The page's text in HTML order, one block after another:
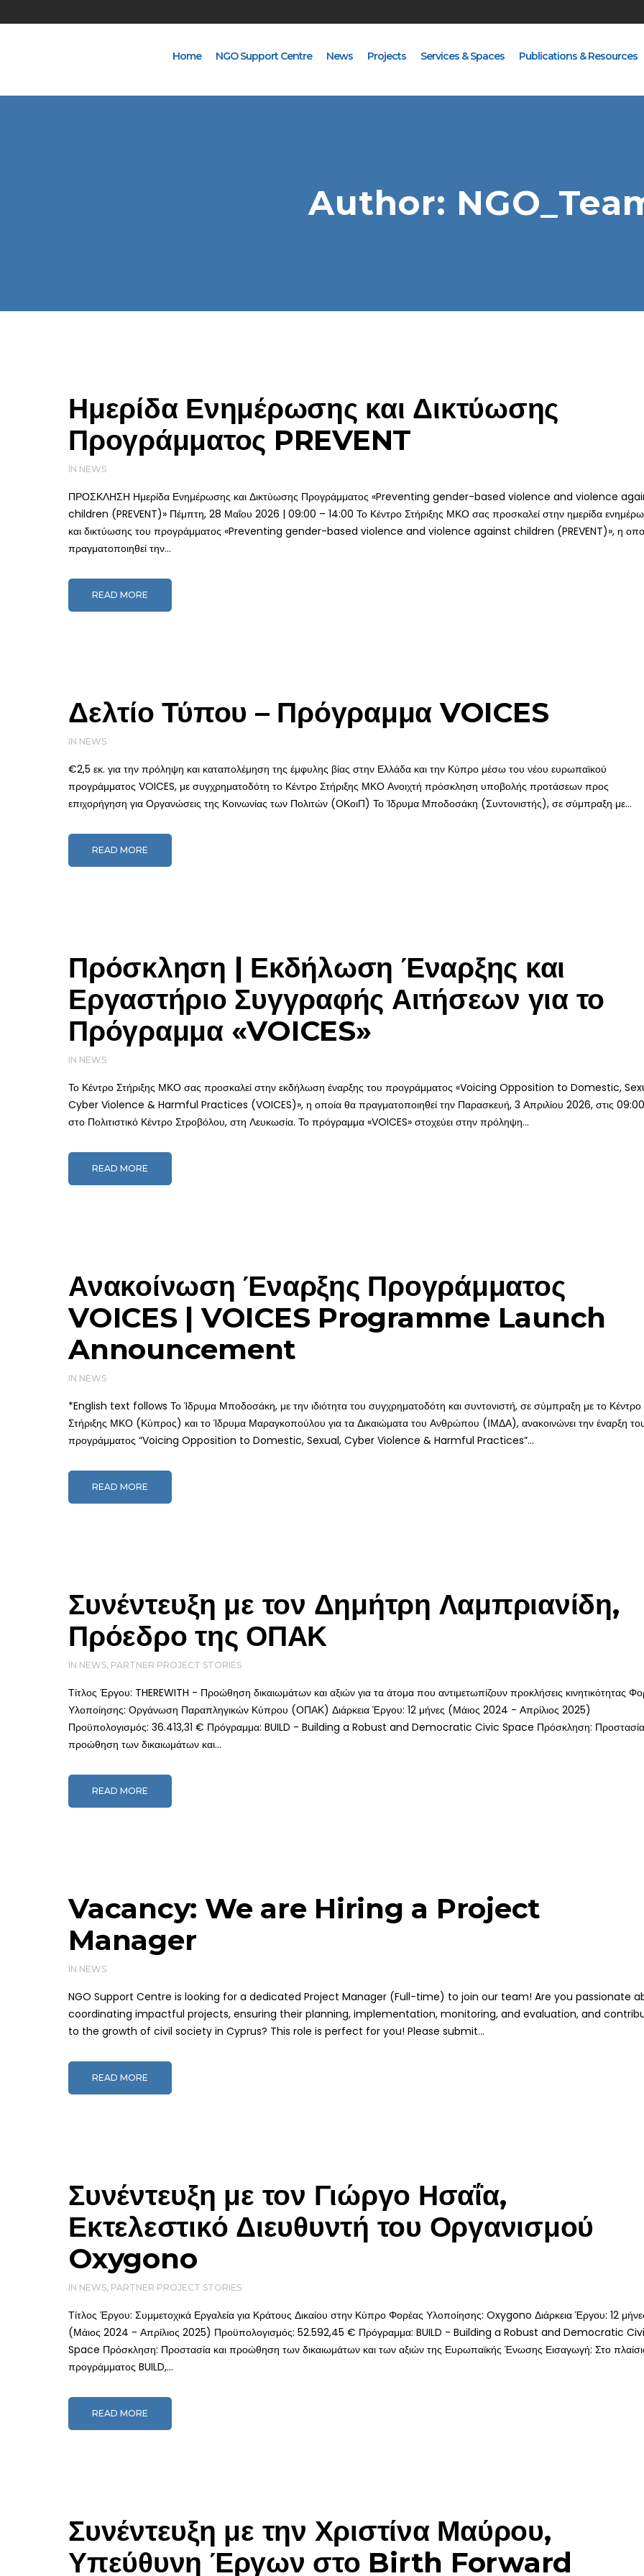
Home NGO Support Centre News Projects Services & Spaces Publications & Resources
Author:
Ημερίδα Ενημέρωσης και Δικτύωσης
Προγράμματος PREVENT
IN NEWS
ΠΡΟΣΚΛΗΣΗ Ημερίδα Ενημέρωσης και Δικτύωσης Προγράμματος «Preventing gender-based violence and violence
children (PREVENT)» Πέμπτη, 28 Μαΐου 2026 | 09:00 – 14:00 Το Κέντρο Στήριξης ΜΚΟ σας προσκαλεί στην ημερίδα
και δικτύωσης του προγράμματος «Preventing gender-based violence and violence against children (PREVENT)», η
πραγματοποιηθεί την...
READ MORE
Δελτίο Τύπου – Πρόγραμμα VOICES
IN NEWS
€2,5 εκ. για την πρόληψη και καταπολέμηση της έμφυλης βίας στην Ελλάδα και την Κύπρο μέσω του νέου ευρωπαϊκού
προγράμματος VOICES, με συγχρηματοδότη το Κέντρο Στήριξης ΜΚΟ Ανοιχτή πρόσκληση υποβολής προτάσεων προς
επιχορήγηση για Οργανώσεις της Κοινωνίας των Πολιτών (ΟΚοιΠ) Το Ίδρυμα Μποδοσάκη (Συντονιστής), σε σύμπραξη με...
READ MORE
Πρόσκληση | Εκδήλωση Έναρξης και
Εργαστήριο Συγγραφής Αιτήσεων για το
Πρόγραμμα «VOICES»
IN NEWS
Το Κέντρο Στήριξης ΜΚΟ σας προσκαλεί στην εκδήλωση έναρξης του προγράμματος «Voicing Opposition to Domestic,
Cyber Violence & Harmful Practices (VOICES)», η οποία θα πραγματοποιηθεί την Παρασκευή, 3 Απριλίου 2026, στις
στο Πολιτιστικό Κέντρο Στροβόλου, στη Λευκωσία. Το πρόγραμμα «VOICES» στοχεύει στην πρόληψη...
READ MORE
Ανακοίνωση Έναρξης Προγράμματος
VOICES | VOICES Programme Launch
Announcement
IN NEWS
*English text follows Το Ίδρυμα Μποδοσάκη, με την ιδιότητα του συγχρηματοδότη και συντονιστή, σε σύμπραξη με το Κέντρο
Στήριξης ΜΚΟ (Κύπρος) και το Ίδρυμα Μαραγκοπούλου για τα Δικαιώματα του Ανθρώπου (ΙΜΔΑ), ανακοινώνει την έναρξη
προγράμματος “Voicing Opposition to Domestic, Sexual, Cyber Violence & Harmful Practices”...
READ MORE
Συνέντευξη με τον Δημήτρη Λαμπριανίδη,
Πρόεδρο της ΟΠΑΚ
IN NEWS, PARTNER PROJECT STORIES
Τίτλος Έργου: THEREWITH - Προώθηση δικαιωμάτων και αξιών για τα άτομα που αντιμετωπίζουν προκλήσεις κινητικότητας
Υλοποίησης: Οργάνωση Παραπληγικών Κύπρου (ΟΠΑΚ) Διάρκεια Έργου: 12 μήνες (Μάιος 2024 - Απρίλιος 2025)
Προϋπολογισμός: 36.413,31 € Πρόγραμμα: BUILD - Building a Robust and Democratic Civic Space Πρόσκληση: Προστασία
προώθηση των δικαιωμάτων και...
READ MORE
Vacancy: We are Hiring a Project
Manager
IN NEWS
NGO Support Centre is looking for a dedicated Project Manager (Full-time) to join our team! Are you passionate
coordinating impactful projects, ensuring their planning, implementation, monitoring, and evaluation, and
to the growth of civil society in Cyprus? This role is perfect for you! Please submit...
READ MORE
Συνέντευξη με τον Γιώργο Ησαΐα,
Εκτελεστικό Διευθυντή του Οργανισμού
Oxygono
IN NEWS, PARTNER PROJECT STORIES
Τίτλος Έργου: Συμμετοχικά Εργαλεία για Κράτους Δικαίου στην Κύπρο Φορέας Υλοποίησης: Oxygono Διάρκεια Έργου: 12
(Μάιος 2024 - Απρίλιος 2025) Προϋπολογισμός: 52.592,45 € Πρόγραμμα: BUILD - Building a Robust and Democratic
Space Πρόσκληση: Προστασία και προώθηση των δικαιωμάτων και των αξιών της Ευρωπαϊκής Ένωσης Εισαγωγή: Στο
προγράμματος BUILD,...
READ MORE
Συνέντευξη με την Χριστίνα Μαύρου,
Υπεύθυνη Έργων στο Birth Forward